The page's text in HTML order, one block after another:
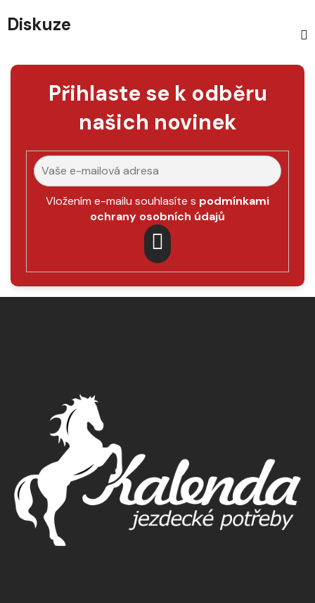
Diskuze
Přihlaste se k odběru
našich novinek
Vložením e-mailu souhlasíte s podmínkami
ochrany osobních údajů
PŘIHLÁSIT
SE